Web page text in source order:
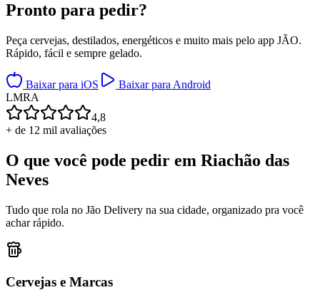
Pronto para pedir?
Peça cervejas, destilados, energéticos e muito mais pelo app JÃO.
Rápido, fácil e sempre gelado.
Baixar para iOS
Baixar para Android
LMRA
4,8
+ de 12 mil avaliações
O que você pode pedir em Riachão das
Neves
Tudo que rola no Jão Delivery na sua cidade, organizado pra você
achar rápido.
Cervejas e Marcas